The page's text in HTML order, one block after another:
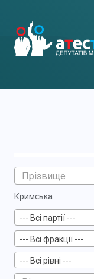
Кримська
--- Всі партії ---
--- Всі фракції ---
--- Всі рівні ---